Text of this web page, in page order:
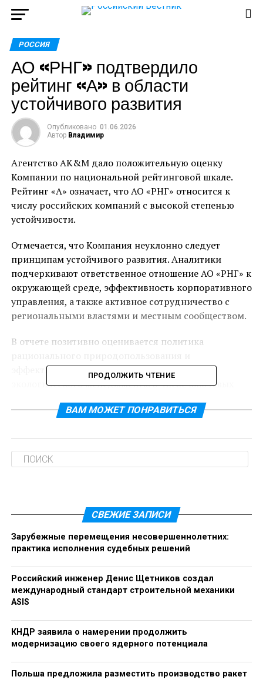
РОССИЯ
АО «РНГ» подтвердило
рейтинг «А» в области
устойчивого развития
Опубликовано 01.06.2026
Автор Владимир
Агентство AK&M дало положительную оценку
Компании по национальной рейтинговой шкале.
Рейтинг «А» означает, что АО «РНГ» относится к
числу российских компаний с высокой степенью
устойчивости.
Отмечается, что Компания неуклонно следует
принципам устойчивого развития. Аналитики
подчеркивают ответственное отношение АО «РНГ» к
окружающей среде, эффективность корпоративного
управления, а также активное сотрудничество с
региональными властями и местным сообществом.
В отчете позитивно оценивается политика
эффективное функционирование системы
экологического менеджмента. В числе ключевых
веществ в атмосферу, сокращение потребления
биологического разнообразия рек и восстановление
лесов Якутии.
современные отраслевые решения в области
геологоразведки, освоения месторождений,
автоматизированного управления производством и
развития инфраструктуры.
Кроме того, аналитики выделяют ответственный
подход АО «РНГ» к вопросам развития
человеческого капитала. Компания обеспечивает
высокий уровень социальной защиты работников и
создает комфортные и безопасные условия труда.
АО «РНГ» ежегодно входит в финал национального
рейтинга лучших работодателей России.
ПРОДОЛЖИТЬ ЧТЕНИЕ
ВАМ МОЖЕТ ПОНРАВИТЬСЯ
СВЕЖИЕ ЗАПИСИ
Зарубежные перемещения несовершеннолетних:
практика исполнения судебных решений
Российский инженер Денис Щетников создал
международный стандарт строительной механики
ASIS
КНДР заявила о намерении продолжить
модернизацию своего ядерного потенциала
Польша предложила разместить производство ракет